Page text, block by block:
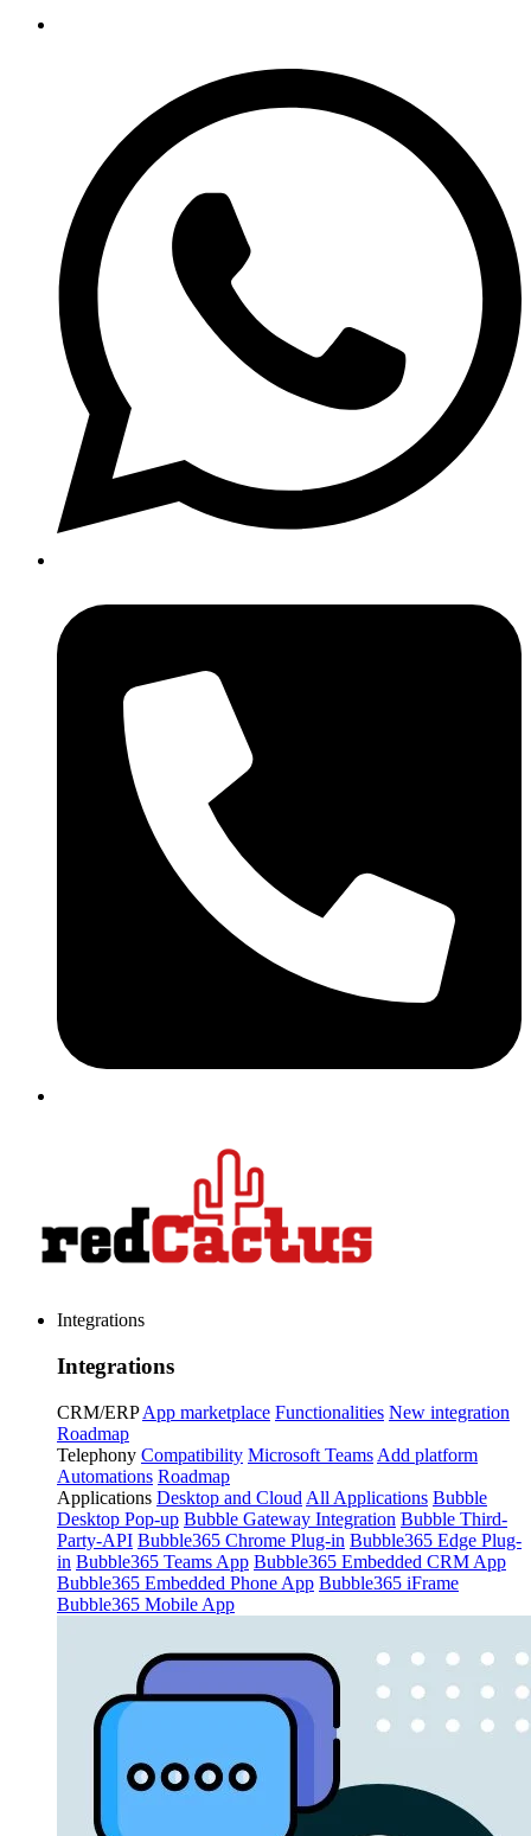
Integrations
Integrations
CRM/ERP App marketplace Functionalities New integration
Roadmap
Telephony Compatibility Microsoft Teams Add platform
Automations Roadmap
Applications Desktop and Cloud All Applications Bubble
Desktop Pop-up Bubble Gateway Integration Bubble Third-
Party-API Bubble365 Chrome Plug-in Bubble365 Edge Plug-
in Bubble365 Teams App Bubble365 Embedded CRM App
Bubble365 Embedded Phone App Bubble365 iFrame
Bubble365 Mobile App